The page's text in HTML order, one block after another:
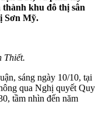
khu đô thị sân
Sơn Mỹ.
Thiết.
sáng ngày 10/10, tại
qua Nghị quyết Quy
tầm nhìn đến năm